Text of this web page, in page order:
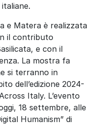
e Matera è realizzata
il contributo
e con il
La mostra fa
si terranno in
dell’edizione 2024-
Italy. L’evento
18 settembre, alle
Humanism” di